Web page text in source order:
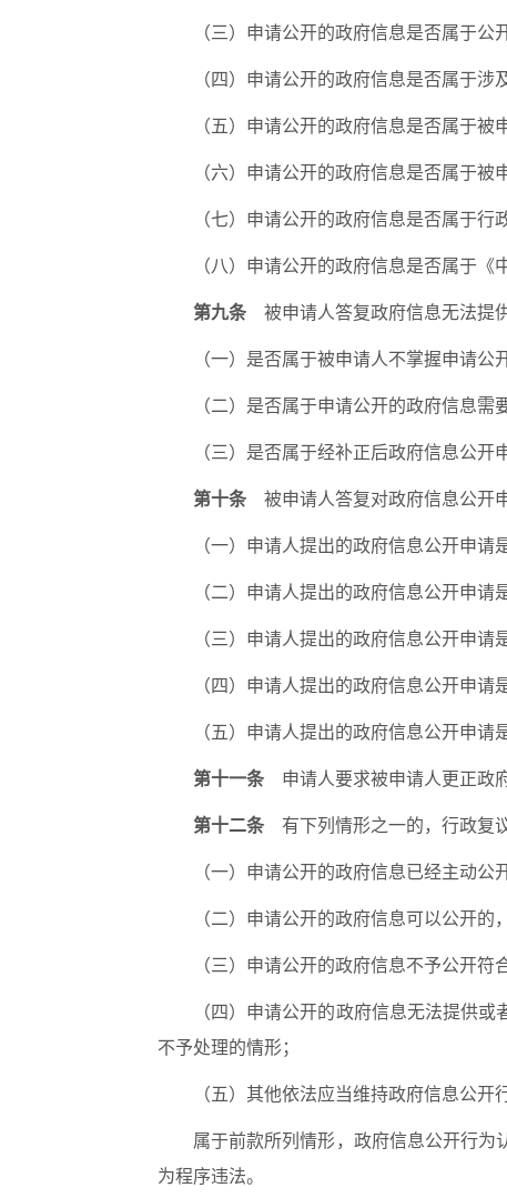
（三）申请公开的政府信息是否属于
（四）申请公开的政府信息是否属于
（五）申请公开的政府信息是否属于
（六）申请公开的政府信息是否属于
（七）申请公开的政府信息是否属于行
（八）申请公开的政府信息是否属于
第九条 被申请人答复政府信息无法提
（一）是否属于被申请人不掌握申请公
（二）是否属于申请公开的政府信息需
（三）是否属于经补正后政府信息公开
第十条 被申请人答复对政府信息公开
（一）申请人提出的政府信息公开申
（二）申请人提出的政府信息公开申请
（三）申请人提出的政府信息公开申
（四）申请人提出的政府信息公开申
（五）申请人提出的政府信息公开申
第十一条 申请人要求被申请人更正政
第十二条 有下列情形之一的，行政复
（一）申请公开的政府信息已经主动公
（二）申请公开的政府信息可以公开
（三）申请公开的政府信息不予公开
（四）申请公开的政府信息无法提供
不予处理的情形；
（五）其他依法应当维持政府信息公开
属于前款所列情形，政府信息公开行
为程序违法。